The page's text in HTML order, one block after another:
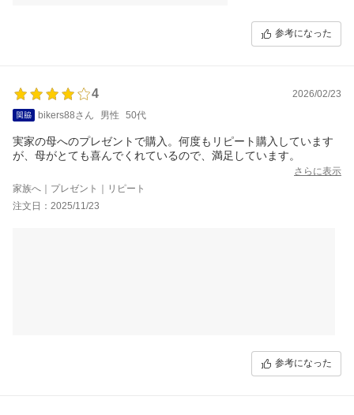
参考になった
4
2026/02/23
bikers88さん
男性 50代
実家の母へのプレゼントで購入。何度もリピート購入しています
が、母がとても喜んでくれているので、満足しています。
さらに表示
家族へ｜プレゼント｜リピート
注文日：2025/11/23
参考になった